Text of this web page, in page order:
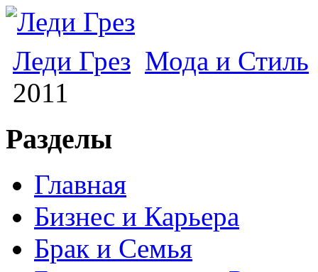
Леди Грез Мода и Стиль
2011
Разделы
Главная
Бизнес и Карьера
Брак и Семья